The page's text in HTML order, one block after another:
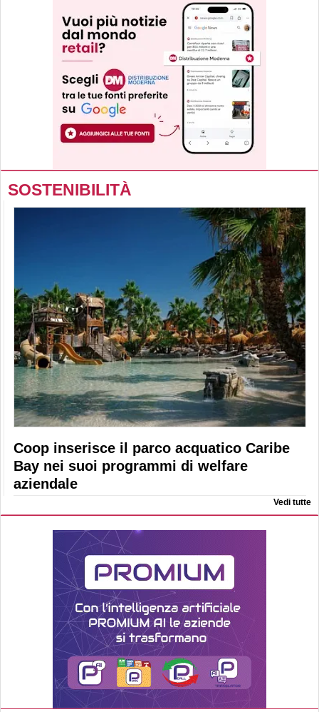
SOSTENIBILITÀ
Coop inserisce il parco acquatico Caribe
Bay nei suoi programmi di welfare
aziendale
Vedi tutte